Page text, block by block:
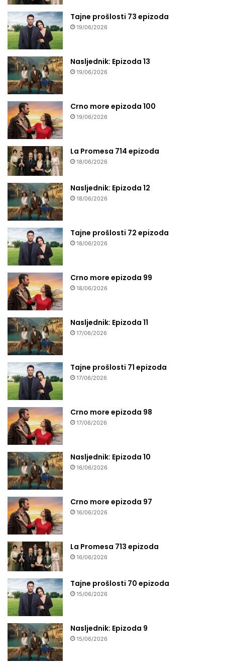
Tajne prošlosti 73 epizoda
19/06/2026
Nasljednik: Epizoda 13
19/06/2026
Crno more epizoda 100
19/06/2026
La Promesa 714 epizoda
18/06/2026
Nasljednik: Epizoda 12
18/06/2026
Tajne prošlosti 72 epizoda
18/06/2026
Crno more epizoda 99
18/06/2026
Nasljednik: Epizoda 11
17/06/2026
Tajne prošlosti 71 epizoda
17/06/2026
Crno more epizoda 98
17/06/2026
Nasljednik: Epizoda 10
16/06/2026
Crno more epizoda 97
16/06/2026
La Promesa 713 epizoda
16/06/2026
Tajne prošlosti 70 epizoda
15/06/2026
Nasljednik: Epizoda 9
15/06/2026